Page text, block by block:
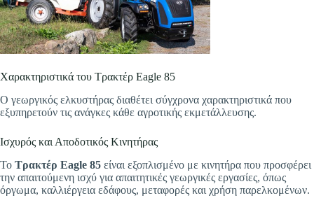
Χαρακτηριστικά του Τρακτέρ Eagle 85
Ο γεωργικός ελκυστήρας διαθέτει σύγχρονα χαρακτηριστικά που
εξυπηρετούν τις ανάγκες κάθε αγροτικής εκμετάλλευσης.
Ισχυρός και Αποδοτικός Κινητήρας
Το Τρακτέρ Eagle 85 είναι εξοπλισμένο με κινητήρα που προσφέρει
την απαιτούμενη ισχύ για απαιτητικές γεωργικές εργασίες, όπως
όργωμα, καλλιέργεια εδάφους, μεταφορές και χρήση παρελκομένων.